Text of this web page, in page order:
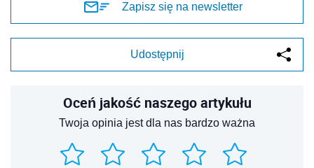
Zapisz się na newsletter
Udostępnij
Oceń jakość naszego artykułu
Twoja opinia jest dla nas bardzo ważna